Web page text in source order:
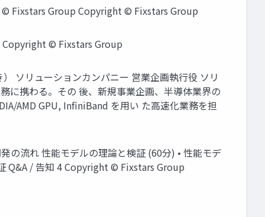
© Fixstars Group Copyright © Fixstars Group
Copyright © Fixstars Group
ソリューションカンパニー 営業企画執行役 ソリ
に携わる。その 後、新規事業企画、半導体業界の
AMD GPU, InfiniBand を用い た高速化業務を担
の流れ 性能モデルの理論と検証 (60分) • 性能モデ
Q&A / 告知 4 Copyright © Fixstars Group